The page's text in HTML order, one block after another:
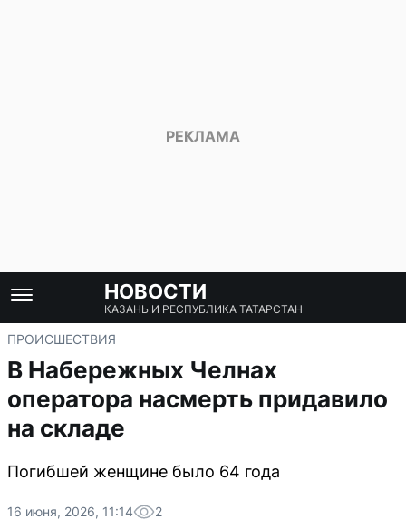
НОВОСТИ
КАЗАНЬ И РЕСПУБЛИКА ТАТАРСТАН
ПРОИСШЕСТВИЯ
В Набережных Челнах
оператора насмерть придавило
на складе
Погибшей женщине было 64 года
16 июня, 2026, 11:14 2